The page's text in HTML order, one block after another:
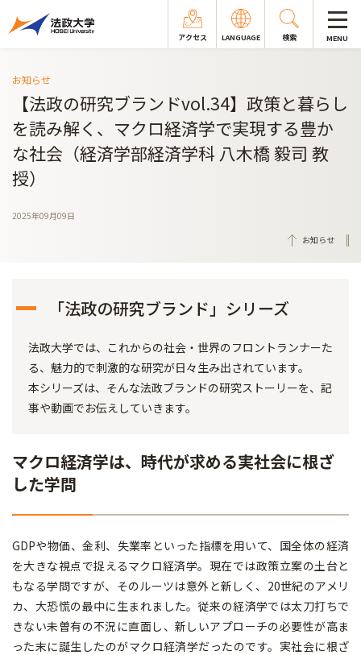
アクセス LANGUAGE 検索 MENU
お知らせ
【法政の研究ブランドvol.34】政策と暮らし
を読み解く、マクロ経済学で実現する豊か
な社会（経済学部経済学科 八木橋 毅司 教
授）
2025年09月09日
お知らせ
「法政の研究ブランド」シリーズ
法政大学では、これからの社会・世界のフロントランナーた
る、魅力的で刺激的な研究が日々生み出されています。
本シリーズは、そんな法政ブランドの研究ストーリーを、記
事や動画でお伝えしていきます。
マクロ経済学は、時代が求める実社会に根ざ
した学問
GDPや物価、金利、失業率といった指標を用いて、国全体の経済
を大きな視点で捉えるマクロ経済学。現在では政策立案の土台と
もなる学問ですが、そのルーツは意外と新しく、20世紀のアメリ
カ、大恐慌の最中に生まれました。従来の経済学では太刀打ちで
きない未曽有の不況に直面し、新しいアプローチの必要性が高ま
った末に誕生したのがマクロ経済学だったのです。実社会に根ざ